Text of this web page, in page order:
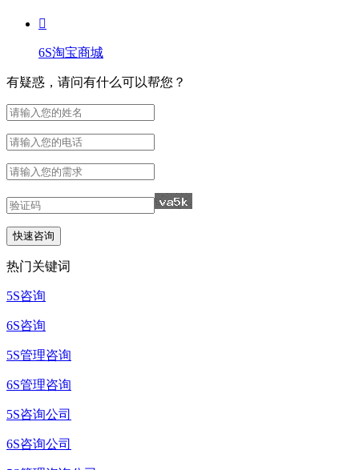
6S淘宝商城
有疑惑，请问有什么可以帮您？
热门关键词
5S咨询
6S咨询
5S管理咨询
6S管理咨询
5S咨询公司
6S咨询公司